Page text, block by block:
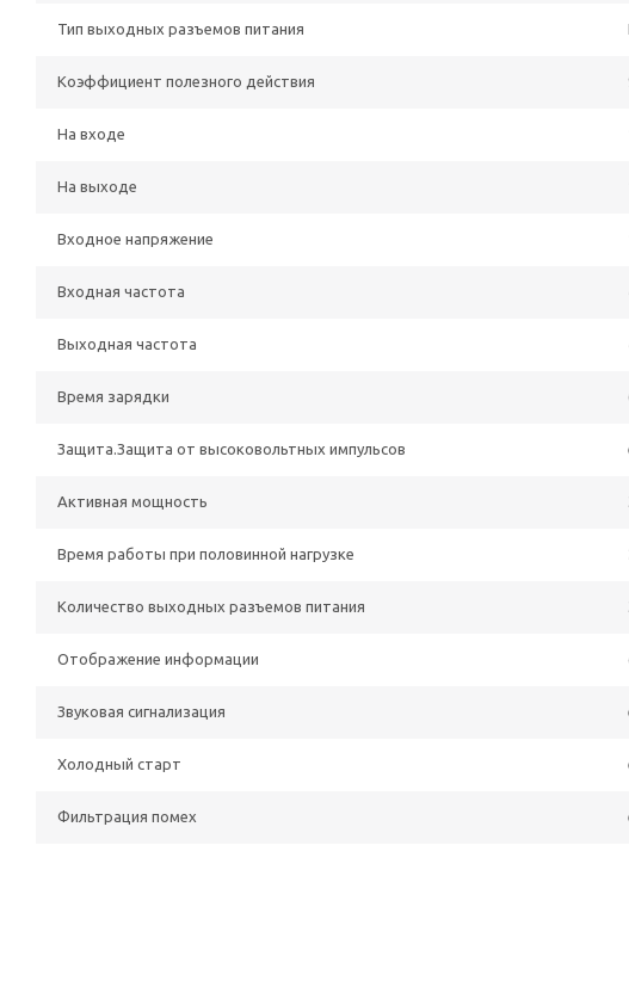
Тип выходных разъемов питания
Коэффициент полезного действия
На входе
На выходе
Входное напряжение
Входная частота
Выходная частота
Время зарядки
Защита.Защита от высоковольтных импульсов
Активная мощность
Время работы при половинной нагрузке
Количество выходных разъемов питания
Отображение информации
Звуковая сигнализация
Холодный старт
Фильтрация помех